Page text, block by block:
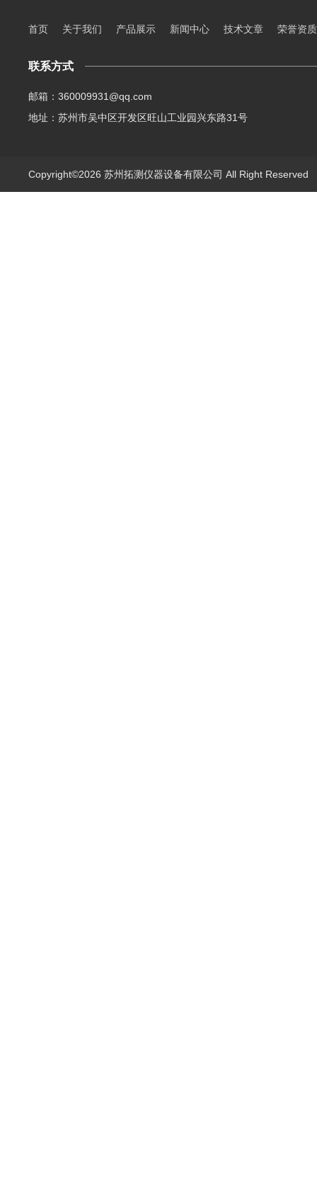
首页 关于我们 产品展示 新闻中心 技术文章 荣誉资质
联系方式
邮箱：360009931@qq.com
地址：苏州市吴中区开发区旺山工业园兴东路31号
Copyright©2026 苏州拓测仪器设备有限公司 All Right